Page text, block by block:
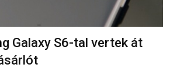
Galaxy S6-tal vertek át